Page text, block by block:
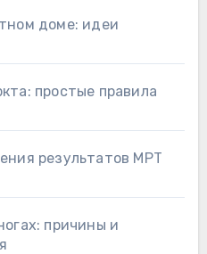
доме: идеи
простые правила
результатов МРТ
причины и